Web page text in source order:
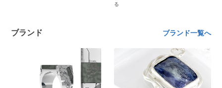
る
ブランド ブランド一覧へ